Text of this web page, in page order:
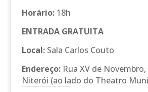
Horário: 18h
ENTRADA GRATUITA
Local: Sala Carlos Couto
Endereço: Rua XV de
Niterói (ao lado do Theatro